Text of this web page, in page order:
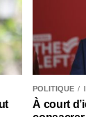
POLITIQUE
À court